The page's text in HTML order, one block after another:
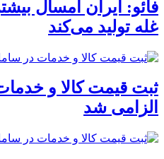
غله تولید می‌کند
الزامی شد